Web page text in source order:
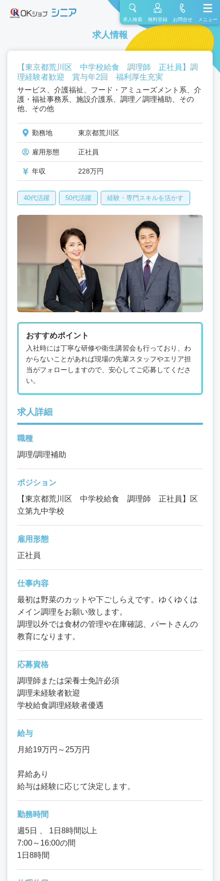
求人検索 無料登録 お問合せ メニュー
求人情報
【東京都荒川区 中学校給食 調理師 正社員】調
理経験者歓迎 賞与年2回 福利厚生充実
サービス、介護福祉、フード・アミューズメント系、介
護・福祉事務系、施設介護系、調理／調理補助、その
他、その他
勤務地 東京都荒川区
雇用形態 正社員
年収 228万円
40代活躍 50代活躍 経験・専門スキルを活かす
おすすめポイント
入社時には丁寧な研修や衛生講習会も行っており、わ
からないことがあれば現場の先輩スタッフやエリア担
当がフォローしますので、安心してご応募してくださ
い。
求人詳細
職種
調理/調理補助
ポジション
【東京都荒川区 中学校給食 調理師 正社員】区
立第九中学校
雇用形態
正社員
仕事内容
最初は野菜のカットや下ごしらえです。ゆくゆくは
メイン調理をお願い致します。
調理以外では食材の管理や在庫確認、パートさんの
教育になります。
応募資格
調理師または栄養士免許必須
調理未経験者歓迎
学校給食調理経験者優遇
給与
月給19万円～25万円
昇給あり
給与は経験に応じて決定します。
勤務時間
週5日 、 1日8時間以上
7:00～16:00の間
1日8時間